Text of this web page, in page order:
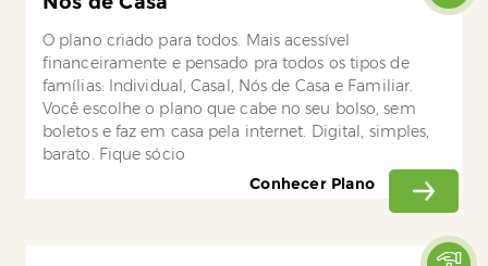
O plano criado para todos. Mais acessível
financeiramente e pensado pra todos os tipos de
famílias: Individual, Casal, Nós de Casa e Familiar.
Você escolhe o plano que cabe no seu bolso, sem
boletos e faz em casa pela internet. Digital, simples,
barato. Fique sócio
Conhecer Plano